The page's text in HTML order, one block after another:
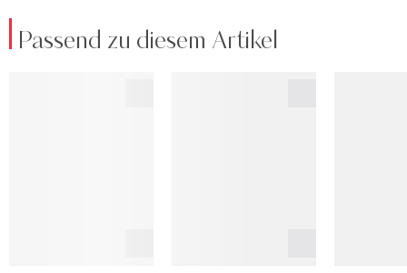
Passend zu diesem Artikel